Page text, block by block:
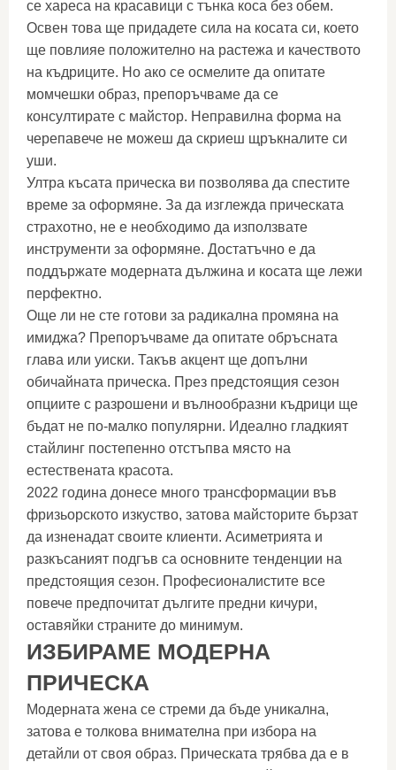
се хареса на красавици с тънка коса без обем.
Освен това ще придадете сила на косата си, което
ще повлияе положително на растежа и качеството
на къдриците. Но ако се осмелите да опитате
момчешки образ, препоръчваме да се
консултирате с майстор. Неправилна форма на
черепавече не можеш да скриеш щръкналите си
уши.
Ултра късата прическа ви позволява да спестите
време за оформяне. За да изглежда прическата
страхотно, не е необходимо да използвате
инструменти за оформяне. Достатъчно е да
поддържате модерната дължина и косата ще лежи
перфектно.
Още ли не сте готови за радикална промяна на
имиджа? Препоръчваме да опитате обръсната
глава или уиски. Такъв акцент ще допълни
обичайната прическа. През предстоящия сезон
опциите с разрошени и вълнообразни къдрици ще
бъдат не по-малко популярни. Идеално гладкият
стайлинг постепенно отстъпва място на
естествената красота.
2022 година донесе много трансформации във
фризьорското изкуство, затова майсторите бързат
да изненадат своите клиенти. Асиметрията и
разкъсаният подгъв са основните тенденции на
предстоящия сезон. Професионалистите все
повече предпочитат дългите предни кичури,
оставяйки страните до минимум.
ИЗБИРАМЕ МОДЕРНА
ПРИЧЕСКА
Модерната жена се стреми да бъде уникална,
затова е толкова внимателна при избора на
детайли от своя образ. Прическата трябва да е в